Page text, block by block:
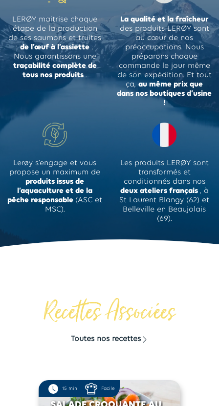
LERØY maitrise chaque
étape de la production
de ses saumons et truites
:de l’œuf à l’assiette .
Nous garantissons une
traçabilité complète de
tous nos produits.
La qualité et la fraîcheur
des produits LERØY sont
au cœur de nos
préoccupations. Nous
préparons chaque
commande le jour même
de son expédition. Et tout
ça, au même prix que
dans nos boutiques d’usine
!
Lerøy s’engage et vous
propose un maximum de
produits issus de
l’aquaculture et de la
pêche responsable (ASC et
MSC).
Les produits LERØY sont
transformés et
conditionnés dans nos
deux ateliers français , à
St Laurent Blangy (62) et
Belleville en Beaujolais
(69).
Recettes Associées
Toutes nos recettes
15 min Facile